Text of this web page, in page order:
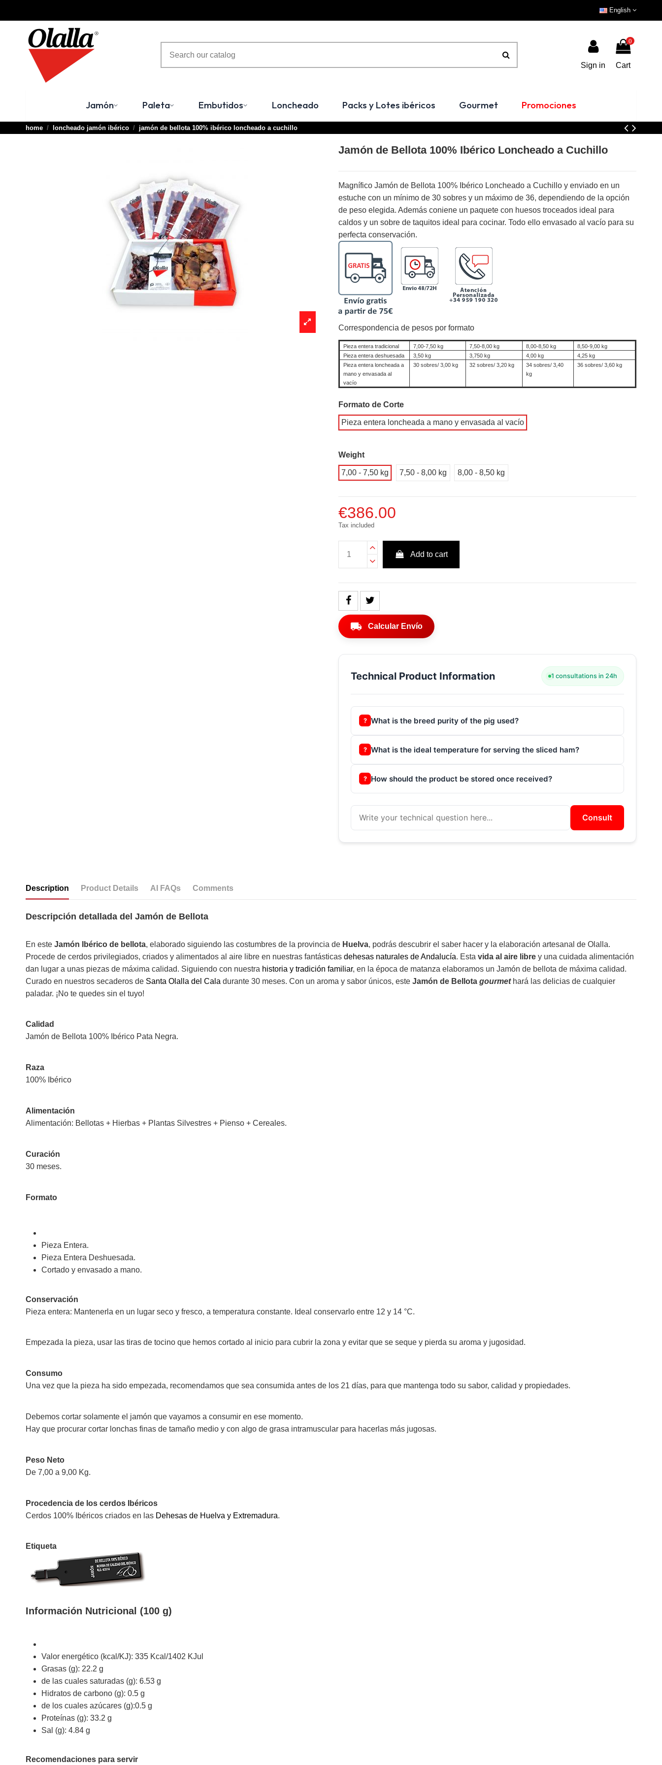
English
Sign in
0
Cart
Jamón Paleta Embutidos Loncheado Packs y Lotes ibéricos Gourmet Promociones
home loncheado jamón ibérico jamón de bellota 100% ibérico loncheado a cuchillo
Jamón de Bellota 100% Ibérico Loncheado a Cuchillo
Magnífico Jamón de Bellota 100% Ibérico Loncheado a Cuchillo y enviado en un
estuche con un mínimo de 30 sobres y un máximo de 36, dependiendo de la opción
de peso elegida. Además coniene un paquete con huesos troceados ideal para
caldos y un sobre de taquitos ideal para cocinar. Todo ello envasado al vacío para su
perfecta conservación.
Correspondencia de pesos por formato
Pieza entera tradicional 7,00-7,50 kg 7,50-8,00 kg 8,00-8,50 kg
8,50-9,00 kg
Pieza entera deshuesada
3,50 kg 3,750 kg 4,00 kg
4,25 kg
Pieza entera loncheada a
mano y envasada al
vacío
30 sobres/ 3,00 kg 32 sobres/ 3,20 kg
34 sobres/ 3,40
kg
36 sobres/ 3,60 kg
Formato de Corte
Pieza entera loncheada a mano y envasada al vacío
Weight
7,00 - 7,50 kg 7,50 - 8,00 kg 8,00 - 8,50 kg
€386.00
Tax included
Add to cart
local_shipping Calcular Envío
Technical Product Information 1 consultations in 24h
? What is the breed purity of the pig used?
? What is the ideal temperature for serving the sliced ham?
? How should the product be stored once received?
Consult
Description Product Details AI FAQs Comments
Descripción detallada del Jamón de Bellota
En este Jamón Ibérico de bellota, elaborado siguiendo las costumbres de la provincia de Huelva, podrás descubrir el saber hacer y la elaboración artesanal de Olalla.
Procede de cerdos privilegiados, criados y alimentados al aire libre en nuestras fantásticas dehesas naturales de Andalucía. Esta vida al aire libre y una cuidada alimentación
dan lugar a unas piezas de máxima calidad. Siguiendo con nuestra historia y tradición familiar, en la época de matanza elaboramos un Jamón de bellota de máxima calidad.
Curado en nuestros secaderos de Santa Olalla del Cala durante 30 meses. Con un aroma y sabor únicos, este Jamón de Bellota gourmet hará las delicias de cualquier
paladar. ¡No te quedes sin el tuyo!
Calidad
Jamón de Bellota 100% Ibérico Pata Negra.
Raza
100% Ibérico
Alimentación
Alimentación: Bellotas + Hierbas + Plantas Silvestres + Pienso + Cereales.
Curación
30 meses.
Formato
Pieza Entera.
Pieza Entera Deshuesada.
Cortado y envasado a mano.
Conservación
Pieza entera: Mantenerla en un lugar seco y fresco, a temperatura constante. Ideal conservarlo entre 12 y 14 °C.
Empezada la pieza, usar las tiras de tocino que hemos cortado al inicio para cubrir la zona y evitar que se seque y pierda su aroma y jugosidad.
Consumo
Una vez que la pieza ha sido empezada, recomendamos que sea consumida antes de los 21 días, para que mantenga todo su sabor, calidad y propiedades.
Debemos cortar solamente el jamón que vayamos a consumir en ese momento.
Hay que procurar cortar lonchas finas de tamaño medio y con algo de grasa intramuscular para hacerlas más jugosas.
Peso Neto
De 7,00 a 9,00 Kg.
Procedencia de los cerdos Ibéricos
Cerdos 100% Ibéricos criados en las Dehesas de Huelva y Extremadura.
Etiqueta
Información Nutricional (100 g)
Valor energético (kcal/KJ): 335 Kcal/1402 KJul
Grasas (g): 22.2 g
de las cuales saturadas (g): 6.53 g
Hidratos de carbono (g): 0.5 g
de los cuales azúcares (g):0.5 g
Proteínas (g): 33.2 g
Sal (g): 4.84 g
Recomendaciones para servir
Consultation Terminal